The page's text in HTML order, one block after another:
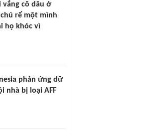
vắng cô dâu ở
chú rể một mình
họ khóc vì
phản ứng dữ
nhà bị loại AFF